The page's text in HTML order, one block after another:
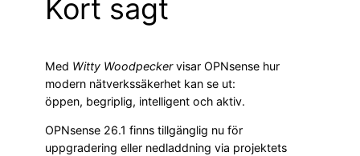
Kort sagt
Med Witty Woodpeckervisar OPNsense hur
modern nätverkssäkerhet kan se ut:
öppen, begriplig, intelligent och aktiv.
OPNsense 26.1 finns tillgänglig nu för
uppgradering eller nedladdning via projektets